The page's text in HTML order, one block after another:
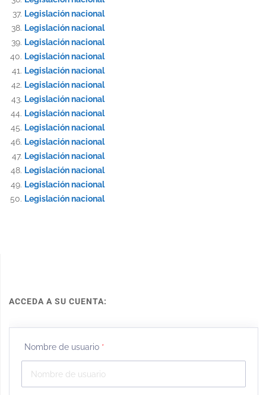
Legislación nacional
Legislación nacional
Legislación nacional
Legislación nacional
Legislación nacional
Legislación nacional
Legislación nacional
Legislación nacional
Legislación nacional
Legislación nacional
Legislación nacional
Legislación nacional
Legislación nacional
Legislación nacional
ACCEDA A SU CUENTA:
Nombre de usuario *